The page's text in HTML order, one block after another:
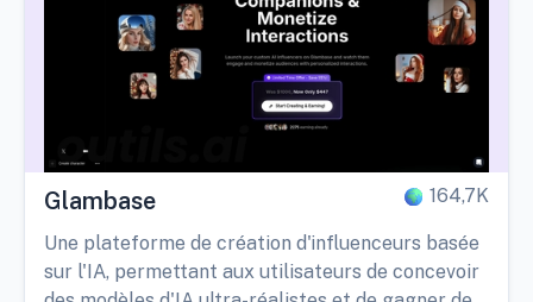
Glambase 164,7K
Une plateforme de création d'influenceurs basée
sur l'IA, permettant aux utilisateurs de concevoir